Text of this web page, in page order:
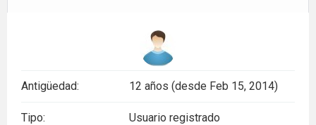
Antigüedad: 12 años (desde Feb 15, 2014)
Tipo: Usuario registrado